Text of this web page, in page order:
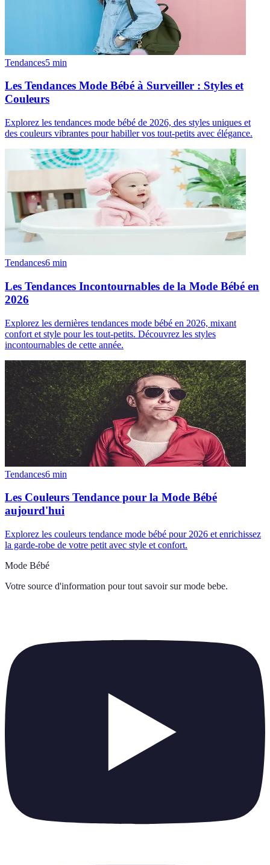
Tendances5 min
Les Tendances Mode Bébé à Surveiller : Styles et
Couleurs
Explorez les tendances mode bébé de 2026, des styles uniques et
des couleurs vibrantes pour habiller vos tout-petits avec élégance.
Tendances6 min
Les Tendances Incontournables de la Mode Bébé en
2026
Explorez les dernières tendances mode bébé en 2026, mixant
confort et style pour les tout-petits. Découvrez les styles
incontournables de cette année.
Tendances6 min
Les Couleurs Tendance pour la Mode Bébé
aujourd'hui
Explorez les couleurs tendance mode bébé pour 2026 et enrichissez
la garde-robe de votre petit avec style et confort.
Mode Bébé
Votre source d'information pour tout savoir sur mode bebe.